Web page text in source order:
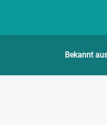
Bekannt